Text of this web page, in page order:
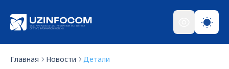
Главная Новости Детали